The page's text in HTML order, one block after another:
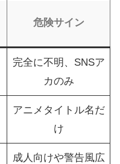
危険サイン
完全に不明、SNSア
カのみ
アニメタイトル名だ
け
成人向けや警告風広